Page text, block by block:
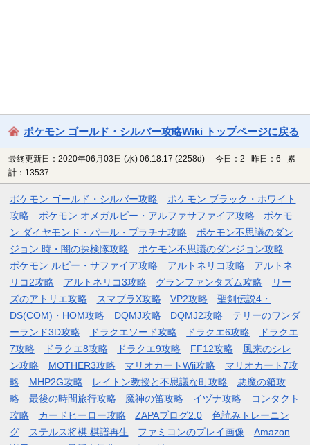
ポケモン ゴールド・シルバー攻略Wiki トップページに戻る
最終更新日：2020年06月03日 (水) 06:18:17 (2258d)
今日：2 昨日：6 累
計：13537
ポケモン ゴールド・シルバー攻略
ポケモン ブラック・ホワイト
攻略
ポケモン オメガルビー・アルファサファイア攻略
ポケモ
ン ダイヤモンド・パール・プラチナ攻略
ポケモン不思議のダン
ジョン 時・闇の探検隊攻略
ポケモン不思議のダンジョン攻略
ポケモン ルビー・サファイア攻略
アルトネリコ攻略
アルトネ
リコ2攻略
アルトネリコ3攻略 グランファンタズム攻略
リー
ズのアトリエ攻略
スマブラX攻略 VP2攻略
聖剣伝説4・
DS(COM)・HOM攻略
DQMJ攻略 DQMJ2攻略
テリーのワンダ
ーランド3D攻略
ドラクエソード攻略 ドラクエ6攻略
ドラクエ
7攻略
ドラクエ8攻略 ドラクエ9攻略 FF12攻略
風来のシレ
ン攻略
MOTHER3攻略 マリオカートWii攻略
マリオカート7攻
略
MHP2G攻略 レイトン教授と不思議な町攻略
悪魔の箱攻
略
最後の時間旅行攻略 魔神の笛攻略 イヅナ攻略
コンタクト
攻略
カードヒーロー攻略 ZAPAブログ2.0
色読みトレーニン
グ
ステルス将棋 棋譜再生 ファミコンのプレイ画像
Amazon